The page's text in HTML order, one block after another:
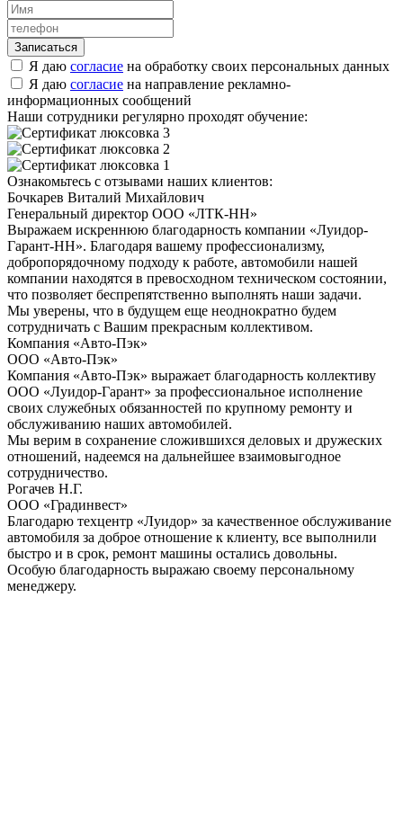
Я даю согласие на обработку своих персональных данных
Я даю согласие на направление рекламно-
информационных сообщений
Наши сотрудники регулярно проходят обучение:
Ознакомьтесь с отзывами наших клиентов:
Бочкарев Виталий Михайлович
Генеральный директор ООО «ЛТК-НН»
Выражаем искреннюю благодарность компании «Луидор-
Гарант-НН». Благодаря вашему профессионализму,
добропорядочному подходу к работе, автомобили нашей
компании находятся в превосходном техническом состоянии,
что позволяет беспрепятственно выполнять наши задачи.
Мы уверены, что в будущем еще неоднократно будем
сотрудничать с Вашим прекрасным коллективом.
Компания «Авто-Пэк»
ООО «Авто-Пэк»
Компания «Авто-Пэк» выражает благодарность коллективу
ООО «Луидор-Гарант» за профессиональное исполнение
своих служебных обязанностей по крупному ремонту и
обслуживанию наших автомобилей.
Мы верим в сохранение сложившихся деловых и дружеских
отношений, надеемся на дальнейшее взаимовыгодное
сотрудничество.
Рогачев Н.Г.
ООО «Градинвест»
Благодарю техцентр «Луидор» за качественное обслуживание
автомобиля за доброе отношение к клиенту, все выполнили
быстро и в срок, ремонт машины остались довольны.
Особую благодарность выражаю своему персональному
менеджеру.